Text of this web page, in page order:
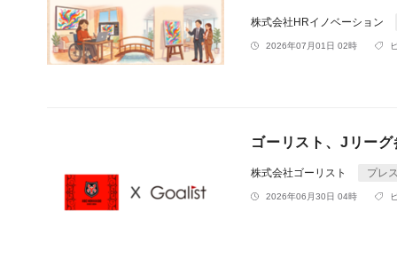
株式会社HRイノベーション
2026年07月01日 02時
ゴーリスト、Jリー
株式会社ゴーリスト プレ
2026年06月30日 04時